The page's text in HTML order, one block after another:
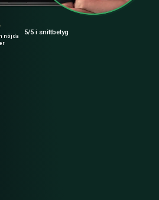
nöjda
5/5 i snittbetyg